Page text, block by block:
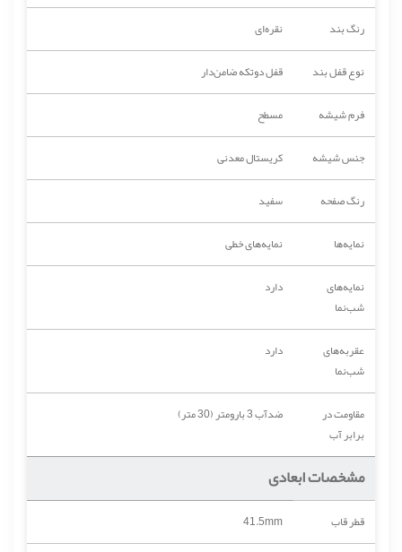
رنگ بند
نقره‌ای
نوع قفل بند
قفل دوتکه ضامن‌دار
فرم شیشه
مسطح
جنس شیشه
کریستال معدنی
رنگ صفحه
سفید
نمایه‌ها
نمایه‌های خطی
نمایه‌های
شب‌نما
دارد
عقربه‌های
شب‌نما
دارد
مقاومت در
برابر آب
ضدآب 3 بارومتر (30 متر)
مشخصات ابعادی
قطر قاب
41.5mm